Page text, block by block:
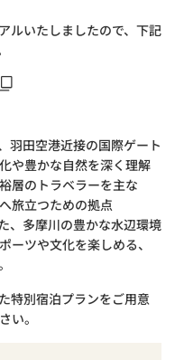
ルいたしましたので、下記
⽻⽥空港近接の国際ゲート
や豊かな⾃然を深く理解
層のトラベラーを主な
旅⽴つための拠点
、多摩川の豊かな⽔辺環境
ーツや⽂化を楽しめる、
特別宿泊プランをご用意
い。